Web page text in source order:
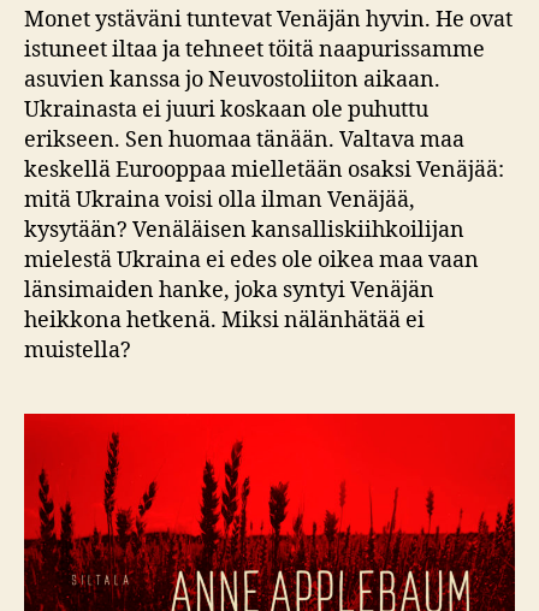
–
Punainen
nälkä
Monet ystäväni tuntevat Venäjän hyvin. He ovat
istuneet iltaa ja tehneet töitä naapurissamme
asuvien kanssa jo Neuvostoliiton aikaan.
Ukrainasta ei juuri koskaan ole puhuttu
erikseen. Sen huomaa tänään. Valtava maa
keskellä Eurooppaa mielletään osaksi Venäjää:
mitä Ukraina voisi olla ilman Venäjää,
kysytään? Venäläisen kansalliskiihkoilijan
mielestä Ukraina ei edes ole oikea maa vaan
länsimaiden hanke, joka syntyi Venäjän
heikkona hetkenä. Miksi nälänhätää ei
muistella?